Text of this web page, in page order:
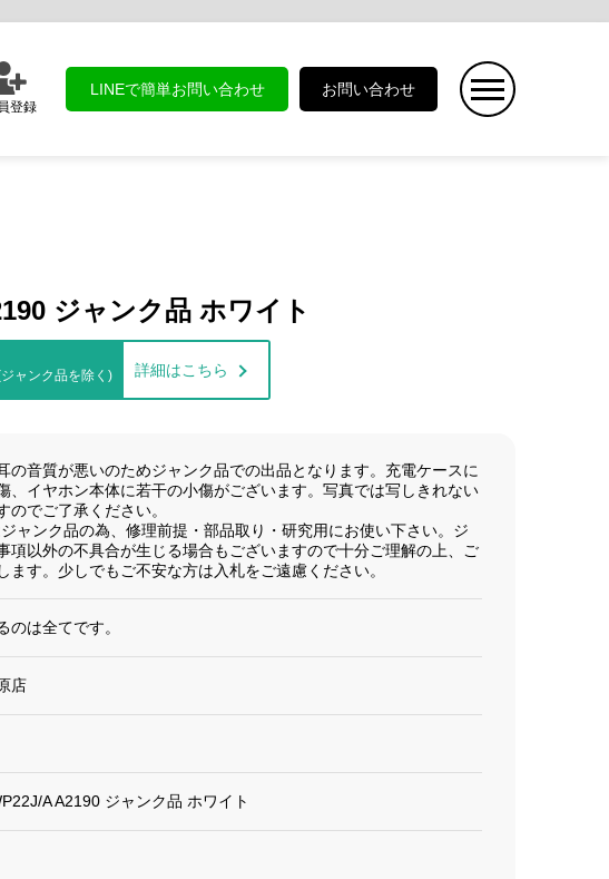
登録
LINEで簡単お問い合わせ お問い合わせ
ジャンク品 ホワイト
ャンク品を除く) 詳細はこちら
の音質が悪いのためジャンク品での出品となります。充電ケースに
、イヤホン本体に若干の小傷がございます。写真では写しきれない
のでご了承ください。
ャンク品の為、修理前提・部品取り・研究用にお使い下さい。ジ
項以外の不具合が生じる場合もございますので十分ご理解の上、ご
ます。少しでもご不安な方は入札をご遠慮ください。
のは全てです。
店
A A2190 ジャンク品 ホワイト